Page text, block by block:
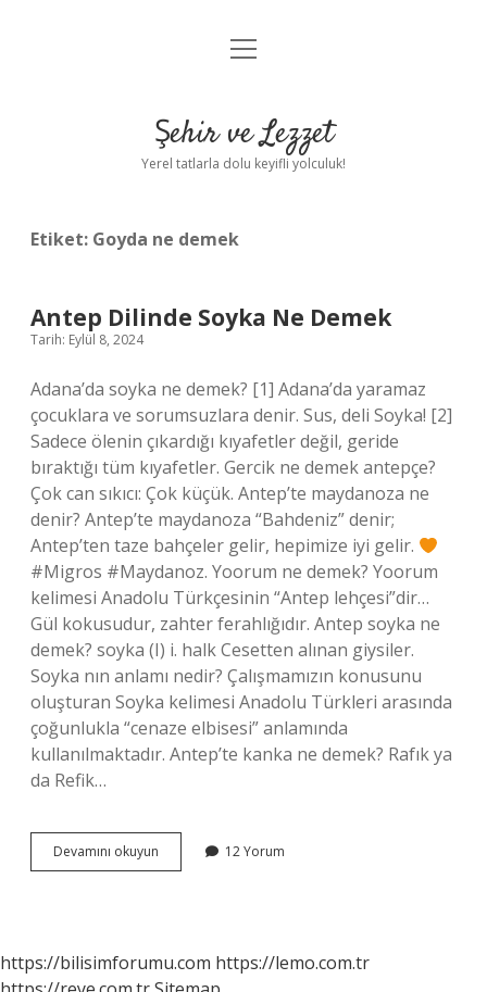
Anasayfa
Yasal Uyarı
menüyü
Şehir ve Lezzet
Yerel tatlarla dolu keyifli yolculuk!
Etiket: Goyda ne demek
Antep Dilinde Soyka Ne Demek
Tarih: Eylül 8, 2024
Adana’da soyka ne demek? [1] Adana’da yaramaz
çocuklara ve sorumsuzlara denir. Sus, deli Soyka! [2]
Sadece ölenin çıkardığı kıyafetler değil, geride
bıraktığı tüm kıyafetler. Gercik ne demek antepçe?
Çok can sıkıcı: Çok küçük. Antep’te maydanoza ne
denir? Antep’te maydanoza “Bahdeniz” denir;
Antep’ten taze bahçeler gelir, hepimize iyi gelir.
#Migros #Maydanoz. Yoorum ne demek? Yoorum
kelimesi Anadolu Türkçesinin “Antep lehçesi”dir…
Gül kokusudur, zahter ferahlığıdır. Antep soyka ne
demek? soyka (I) i. halk Cesetten alınan giysiler.
Soyka nın anlamı nedir? Çalışmamızın konusunu
oluşturan Soyka kelimesi Anadolu Türkleri arasında
çoğunlukla “cenaze elbisesi” anlamında
kullanılmaktadır. Antep’te kanka ne demek? Rafık ya
da Refik…
Devamını okuyun
Dilinde
12 Yorum
https://bilisimforumu.com https://lemo.com.tr